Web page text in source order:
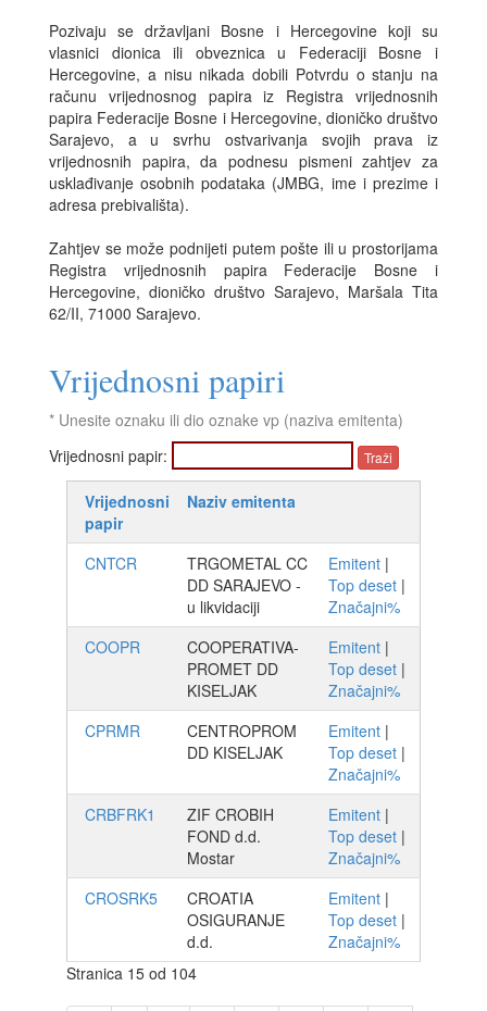
Pozivaju se državljani Bosne i Hercegovine koji su
vlasnici dionica ili obveznica u Federaciji Bosne i
Hercegovine, a nisu nikada dobili Potvrdu o stanju na
računu vrijednosnog papira iz Registra vrijednosnih
papira Federacije Bosne i Hercegovine, dioničko društvo
Sarajevo, a u svrhu ostvarivanja svojih prava iz
vrijednosnih papira, da podnesu pismeni zahtjev za
usklađivanje osobnih podataka (JMBG, ime i prezime i
adresa prebivališta).
Zahtjev se može podnijeti putem pošte ili u prostorijama
Registra vrijednosnih papira Federacije Bosne i
Hercegovine, dioničko društvo Sarajevo, Maršala Tita
62/II, 71000 Sarajevo.
Vrijednosni papiri
* Unesite oznaku ili dio oznake vp (naziva emitenta)
Vrijednosni papir:
Vrijednosni
papir
Naziv emitenta
CNTCR
TRGOMETAL CC
DD SARAJEVO -
u likvidaciji
Emitent |
Top deset |
Značajni%
COOPR
COOPERATIVA-
PROMET DD
KISELJAK
Emitent |
Top deset |
Značajni%
CPRMR
CENTROPROM
DD KISELJAK
Emitent |
Top deset |
Značajni%
CRBFRK1
ZIF CROBIH
FOND d.d.
Mostar
Emitent |
Top deset |
Značajni%
CROSRK5
CROATIA
OSIGURANJE
d.d.
Emitent |
Top deset |
Značajni%
Stranica 15 od 104